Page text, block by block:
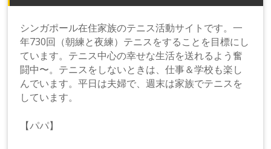
シンガポール在住家族のテニス活動サイトです。一
年730回（朝練と夜練）テニスをすることを目標にし
ています。テニス中心の幸せな生活を送れるよう奮
闘中〜。テニスをしないときは、仕事＆学校も楽し
んでいます。平日は夫婦で、週末は家族でテニスを
しています。
【パパ】